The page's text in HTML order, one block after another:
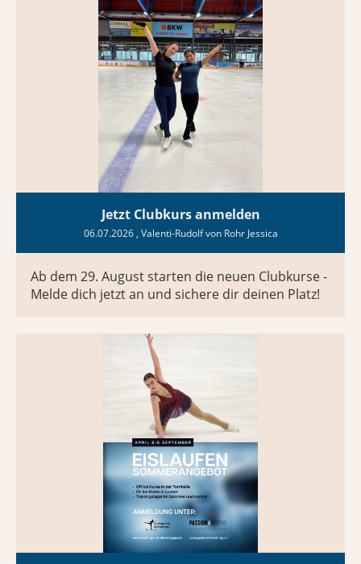
Jetzt Clubkurs anmelden
06.07.2026, Valenti-Rudolf von Rohr Jessica
Ab dem 29. August starten die neuen Clubkurse -
Melde dich jetzt an und sichere dir deinen Platz!